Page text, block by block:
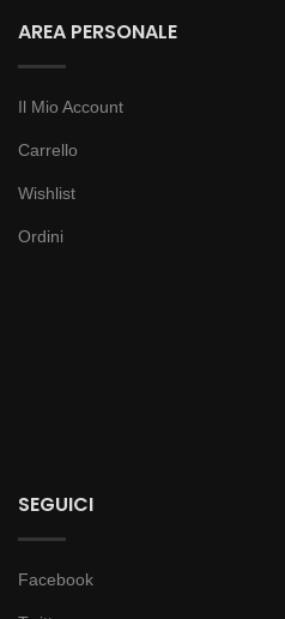
AREA PERSONALE
Il Mio Account
Carrello
Wishlist
Ordini
SEGUICI
Facebook